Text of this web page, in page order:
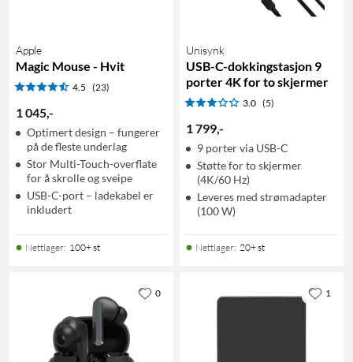
Apple
Magic Mouse - Hvit
4.5 (23)
1 045,-
Optimert design – fungerer
på de fleste underlag
Stor Multi-Touch-overflate
for å skrolle og sveipe
USB-C-port – ladekabel er
inkludert
Nettlager: 100+ st
Unisynk
USB-C-dokkingstasjon 9
porter 4K for to skjermer
3.0 (5)
1 799,-
9 porter via USB-C
Støtte for to skjermer
(4K/60 Hz)
Leveres med strømadapter
(100 W)
Nettlager: 20+ st
0 1